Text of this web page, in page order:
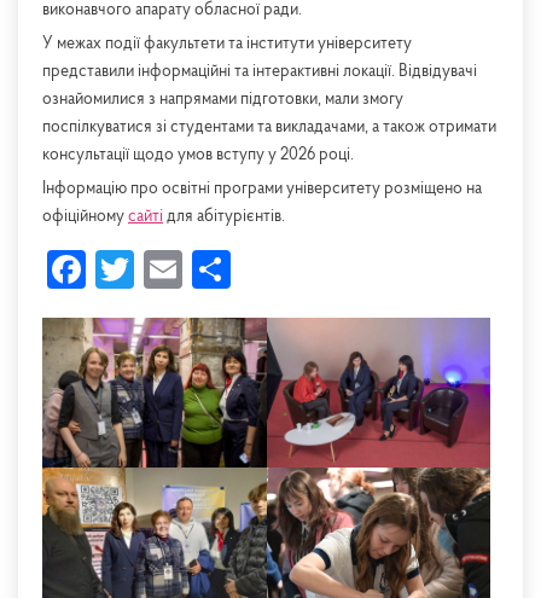
виконавчого апарату обласної ради.
У межах події факультети та інститути університету
представили інформаційні та інтерактивні локації. Відвідувачі
ознайомилися з напрямами підготовки, мали змогу
поспілкуватися зі студентами та викладачами, а також отримати
консультації щодо умов вступу у 2026 році.
Інформацію про освітні програми університету розміщено на
офіційному сайті для абітурієнтів.
Facebook
Twitter
Email